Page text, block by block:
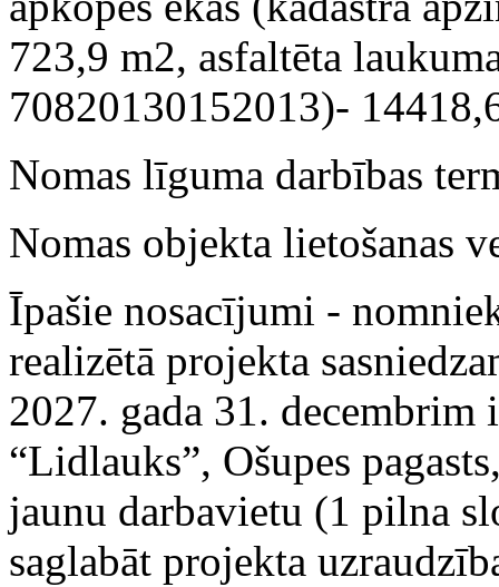
723,9 m2, asfaltēta
70820130152013)-
Nomas līguma darbības
Nomas objekta lietošanas
Īpašie nosacījumi -
realizētā projekta
2027. gada 31.
“Lidlauks”, Ošupes
jaunu darbavietu (1 pilna
saglabāt projekta